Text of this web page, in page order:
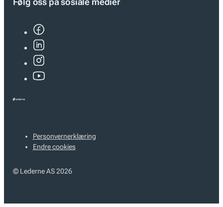
Personvernerklæring
Endre cookies
© Lederne AS 2026